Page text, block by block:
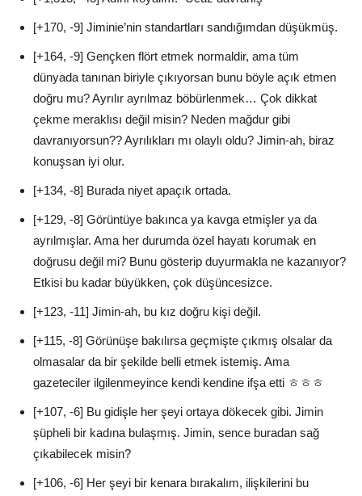
[+170, -9] Jiminie’nin standartları sandığımdan düşükmüş.
[+164, -9] Gençken flört etmek normaldir, ama tüm
dünyada tanınan biriyle çıkıyorsan bunu böyle açık etmen
doğru mu? Ayrılır ayrılmaz böbürlenmek… Çok dikkat
çekme meraklısı değil misin? Neden mağdur gibi
davranıyorsun?? Ayrılıkları mı olaylı oldu? Jimin-ah, biraz
konuşsan iyi olur.
[+134, -8] Burada niyet apaçık ortada.
[+129, -8] Görüntüye bakınca ya kavga etmişler ya da
ayrılmışlar. Ama her durumda özel hayatı korumak en
doğrusu değil mi? Bunu gösterip duyurmakla ne kazanıyor?
Etkisi bu kadar büyükken, çok düşüncesizce.
[+123, -11] Jimin-ah, bu kız doğru kişi değil.
[+115, -8] Görünüşe bakılırsa geçmişte çıkmış olsalar da
olmasalar da bir şekilde belli etmek istemiş. Ama
gazeteciler ilgilenmeyince kendi kendine ifşa etti ㅎㅎㅎ
[+107, -6] Bu gidişle her şeyi ortaya dökecek gibi. Jimin
şüpheli bir kadına bulaşmış. Jimin, sence buradan sağ
çıkabilecek misin?
[+106, -6] Her şeyi bir kenara bırakalım, ilişkilerini bu